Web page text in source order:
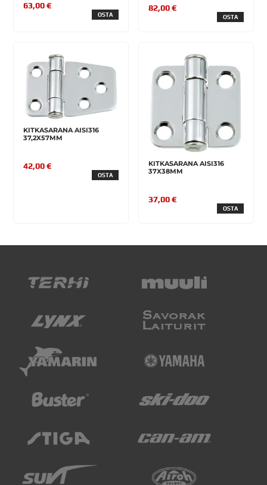
63,00 €
OSTA
82,00 €
OSTA
KITKASARANA AISI316
37,2X57MM
42,00 €
OSTA
KITKASARANA AISI316
37X38MM
37,00 €
OSTA